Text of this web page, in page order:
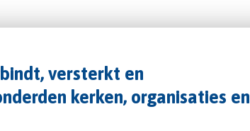
versterkt en
kerken, organisaties en